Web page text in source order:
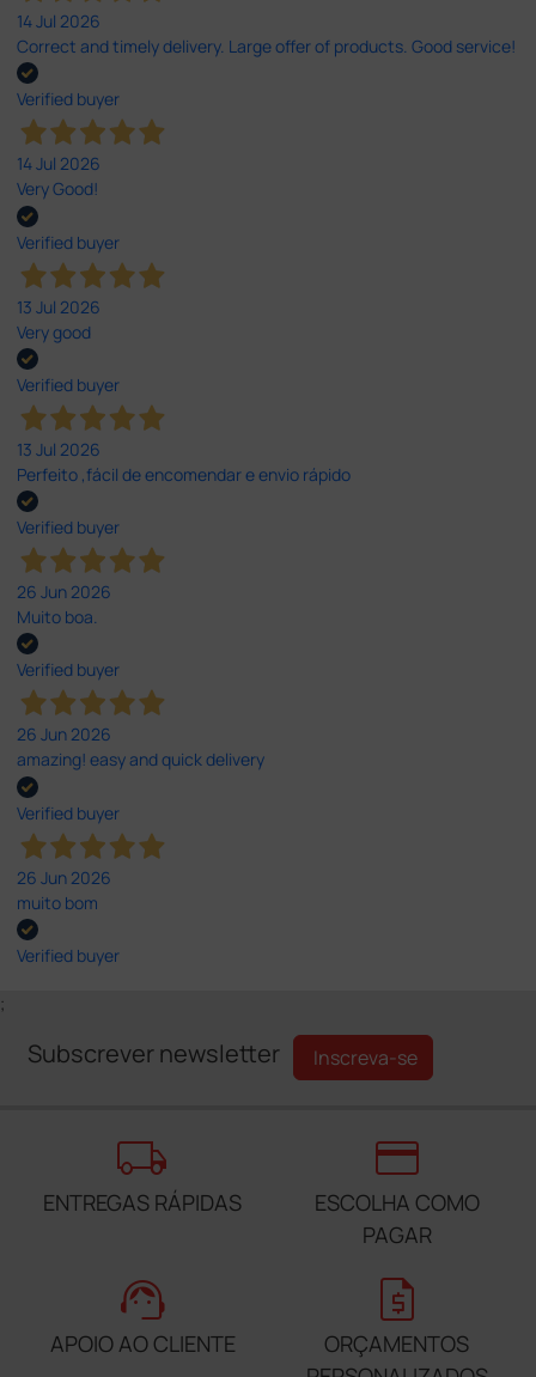
14 Jul 2026
Correct and timely delivery. Large offer of products. Good service!
Verified buyer
14 Jul 2026
Very Good!
Verified buyer
13 Jul 2026
Very good
Verified buyer
13 Jul 2026
Perfeito ,fácil de encomendar e envio rápido
Verified buyer
26 Jun 2026
Muito boa.
Verified buyer
26 Jun 2026
amazing! easy and quick delivery
Verified buyer
26 Jun 2026
muito bom
Verified buyer
;
Subscrever newsletter Inscreva-se
local_shipping
ENTREGAS RÁPIDAS
credit_card
ESCOLHA COMO
PAGAR
support_agent
APOIO AO CLIENTE
request_quote
ORÇAMENTOS